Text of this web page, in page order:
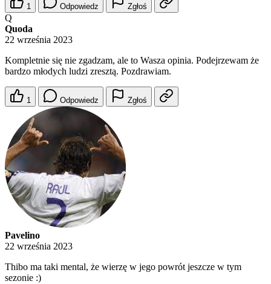
1 Odpowiedz Zgłoś
Q
Quoda
22 września 2023
Kompletnie się nie zgadzam, ale to Wasza opinia. Podejrzewam że
bardzo młodych ludzi zresztą. Pozdrawiam.
1 Odpowiedz Zgłoś
Pavelino
22 września 2023
Thibo ma taki mental, że wierzę w jego powrót jeszcze w tym
sezonie :)